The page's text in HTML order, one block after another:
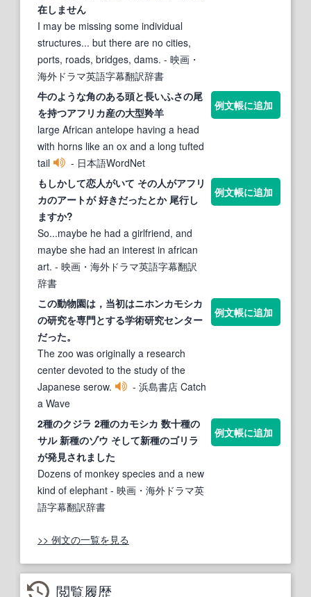
在しません
I may be missing some individual
structures... but there are no cities,
ports, roads, bridges, dams. - 映画・
海外ドラマ英語字幕翻訳辞書
牛のような角のある頭と長いふさの尾
を持つアフリカ産の大型羚羊
large African antelope having a head
with horns like an ox and a long tufted
tail
- 日本語WordNet
例文帳に追加
もしかして恋人がいて その人がアフリ
カのアートが 好きだったとか 尾行し
ますか?
So...maybe he had a girlfriend, and
maybe she had an interest in african
art. - 映画・海外ドラマ英語字幕翻訳
辞書
例文帳に追加
この動物園は，当初はニホンカモシカ
の研究を専門とする学術研究センター
だった。
The zoo was originally a research
center devoted to the study of the
Japanese serow.
- 浜島書店 Catch
a Wave
例文帳に追加
2種のクジラ 2種のカモシカ 数十種の
サル 新種のゾウ そして新種のゴリラ
が発見されました
Dozens of monkey species and a new
kind of elephant - 映画・海外ドラマ英
語字幕翻訳辞書
例文帳に追加
>> 例文の一覧を見る
閲覧履歴